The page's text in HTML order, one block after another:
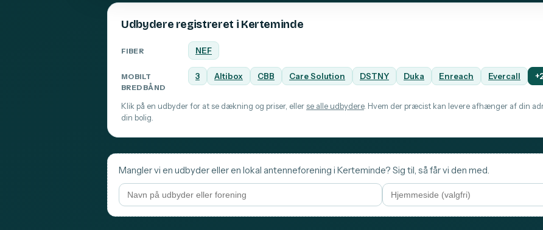
Udbydere registreret i Kerteminde
FIBER NEF
MOBILT
BREDBÅND
3 Altibox CBB Care Solution DSTNY Duka Enreach Evercall
Klik på en udbyder for at se dækning og priser, eller se alle udbydere. Hvem der præcist kan levere afhænger af din
din bolig.
Mangler vi en udbyder eller en lokal antenneforening i Kerteminde? Sig til, så får vi den med.